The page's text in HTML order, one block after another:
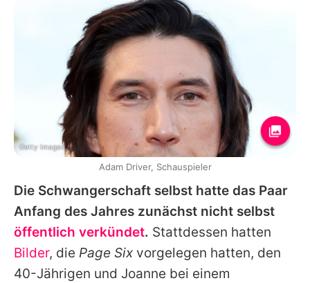
Die Schwangerschaft selbst hatte das Paar
Anfang des Jahres zunächst nicht selbst
öffentlich verkündet. Stattdessen hatten
Bilder, die Page Six vorgelegen hatten, den
40-Jährigen und Joanne bei einem
Getty Images
Adam Driver, Schauspieler